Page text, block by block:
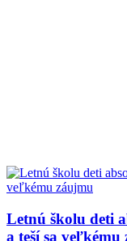
Letnú školu deti
a teší sa veľkému